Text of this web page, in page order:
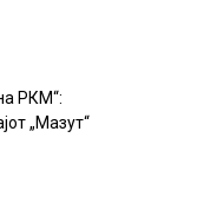
РКМ“:
„Мазут“